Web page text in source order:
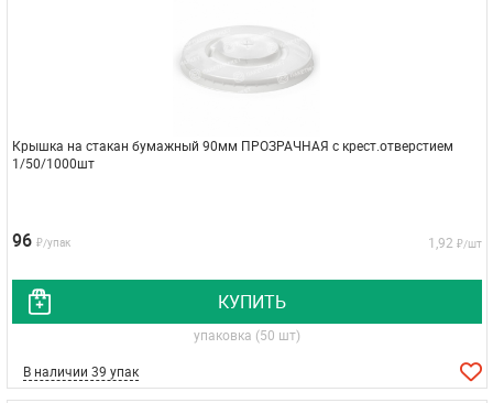
Крышка на стакан бумажный 90мм ПРОЗРАЧНАЯ с крест.отверстием
1/50/1000шт
96 ₽/упак 1,92 ₽/шт
КУПИТЬ
упаковка (50 шт)
В наличии 39 упак